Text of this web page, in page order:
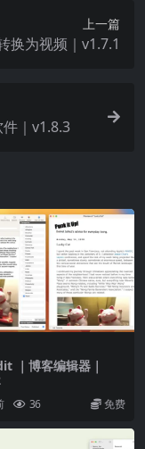
上一篇
换为视频｜v1.7.1
｜v1.8.3
｜博客编辑器｜
36 免费